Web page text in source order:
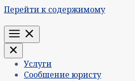
Перейти к содержимому
Меню
Услуги
Сообщение юристу